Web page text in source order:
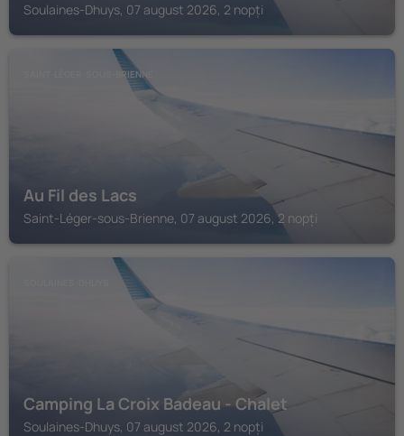
Soulaines-Dhuys, 07 august 2026, 2 nopți
SAINT-LÉGER-SOUS-BRIENNE
Au Fil des Lacs
Saint-Léger-sous-Brienne, 07 august 2026, 2 nopți
Camping La Croix Badeau - Chalet
Soulaines-Dhuys, 07 august 2026, 2 nopți